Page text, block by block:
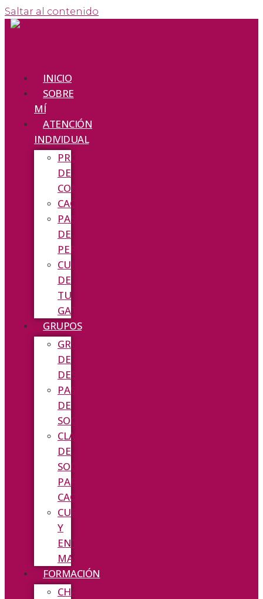
Saltar al contenido
INICIO
SOBRE
MÍ
ATENCIÓN
INDIVIDUAL
PROBLEMAS
DE
CONVIVENCIA
CACHORROS
PASEADOR
DE
PERROS
CUIDAMOS
DE
TU
GATO
GRUPOS
GRUPOS
DE
DESARROLLO
PASEOS
DE
SOCIALIZACIÓN
CLASES
DE
SOCIALIZACIÓN
PARA
CACHORROS
CURSO
Y
ENTRENAMIENTOS
MANTRAILING
FORMACIÓN
CHARLAS